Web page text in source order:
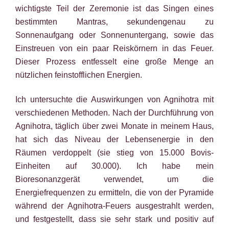
wichtigste Teil der Zeremonie ist das Singen eines
bestimmten Mantras, sekundengenau zu
Sonnenaufgang oder Sonnenuntergang, sowie das
Einstreuen von ein paar Reiskörnern in das Feuer.
Dieser Prozess entfesselt eine große Menge an
nützlichen feinstofflichen Energien.
Ich untersuchte die Auswirkungen von Agnihotra mit
verschiedenen Methoden. Nach der Durchführung von
Agnihotra, täglich über zwei Monate in meinem Haus,
hat sich das Niveau der Lebensenergie in den
Räumen verdoppelt (sie stieg von 15.000 Bovis-
Einheiten auf 30.000). Ich habe mein
Bioresonanzgerät verwendet, um die
Energiefrequenzen zu ermitteln, die von der Pyramide
während der Agnihotra-Feuers ausgestrahlt werden,
und festgestellt, dass sie sehr stark und positiv auf